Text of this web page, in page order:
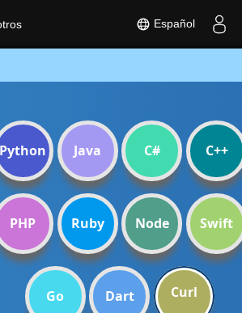
Python Java C# C++
PHP Ruby Node Swift
Go Dart Curl
Español